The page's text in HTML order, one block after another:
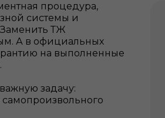
процедура,
системы и
ТЖ
А в официальных
на выполненные
задачу: